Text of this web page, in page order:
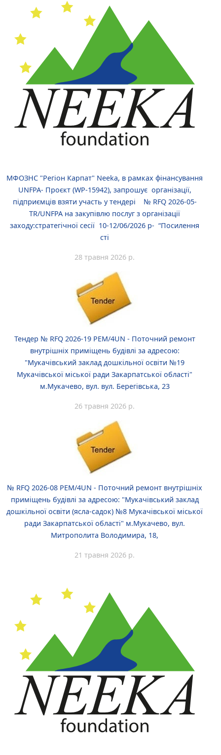
МФОЗНС "Регіон Карпат" Neeka, в рамках фінансування
UNFPA- Проєкт (WP-15942), запрошує організації,
підприємців взяти участь у тендері № RFQ 2026-05-
TR/UNFPA на закупівлю послуг з організації
заходу:стратегічної сесії 10-12/06/2026 р- “Посилення
сті
28 травня 2026 р.
Тендер № RFQ 2026-19 РEM/4UN - Поточний ремонт
внутрішніх приміщень будівлі за адресою:
"Мукачівський заклад дошкільної освіти №19
Мукачівської міської ради Закарпатської області"
м.Мукачево, вул. вул. Берегівська, 23
26 травня 2026 р.
№ RFQ 2026-08 РEM/4UN - Поточний ремонт внутрішніх
приміщень будівлі за адресою: "Мукачівський заклад
дошкільної освіти (ясла-садок) №8 Мукачівської міської
ради Закарпатської області" м.Мукачево, вул.
Митрополита Володимира, 18,
21 травня 2026 р.